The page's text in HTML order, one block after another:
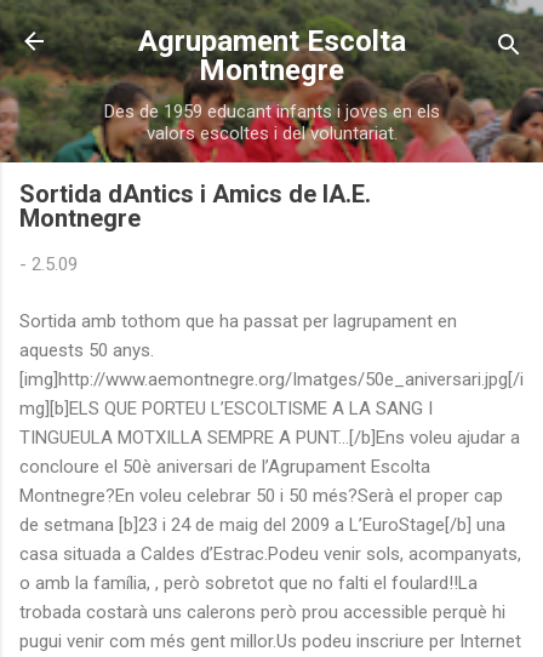
Salta al contingut principal
Agrupament Escolta
Montnegre
Des de 1959 educant infants i joves en els
valors escoltes i del voluntariat.
Sortida dAntics i Amics de lA.E.
Montnegre
- 2.5.09
Sortida amb tothom que ha passat per lagrupament en
aquests 50 anys.
[img]http://www.aemontnegre.org/Imatges/50e_aniversari.jpg[/i
mg][b]ELS QUE PORTEU L’ESCOLTISME A LA SANG I
TINGUEULA MOTXILLA SEMPRE A PUNT…[/b]Ens voleu ajudar a
concloure el 50è aniversari de l’Agrupament Escolta
Montnegre?En voleu celebrar 50 i 50 més?Serà el proper cap
de setmana [b]23 i 24 de maig del 2009 a L’EuroStage[/b] una
casa situada a Caldes d’Estrac.Podeu venir sols, acompanyats,
o amb la família, , però sobretot que no falti el foulard!!La
trobada costarà uns calerons però prou accessible perquè hi
pugui venir com més gent millor.Us podeu inscriure per Internet